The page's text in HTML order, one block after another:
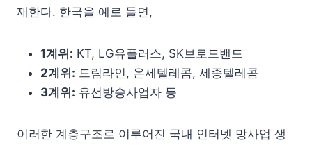
재한다. 한국을 예로 들면,
1계위: KT, LG유플러스, SK브로드밴드
2계위: 드림라인, 온세텔레콤, 세종텔레콤
3계위: 유선방송사업자 등
이러한 계층구조로 이루어진 국내 인터넷 망사업 생